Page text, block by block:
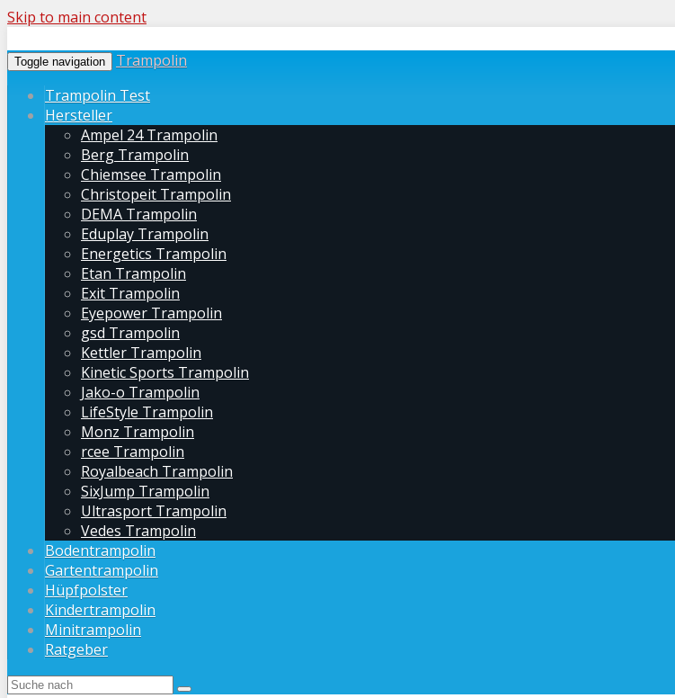
Skip to main content
Toggle navigation
Trampolin
Trampolin Test
Hersteller
Ampel 24 Trampolin
Berg Trampolin
Chiemsee Trampolin
Christopeit Trampolin
DEMA Trampolin
Eduplay Trampolin
Energetics Trampolin
Etan Trampolin
Exit Trampolin
Eyepower Trampolin
gsd Trampolin
Kettler Trampolin
Kinetic Sports Trampolin
Jako-o Trampolin
LifeStyle Trampolin
Monz Trampolin
rcee Trampolin
Royalbeach Trampolin
SixJump Trampolin
Ultrasport Trampolin
Vedes Trampolin
Bodentrampolin
Gartentrampolin
Hüpfpolster
Kindertrampolin
Minitrampolin
Ratgeber